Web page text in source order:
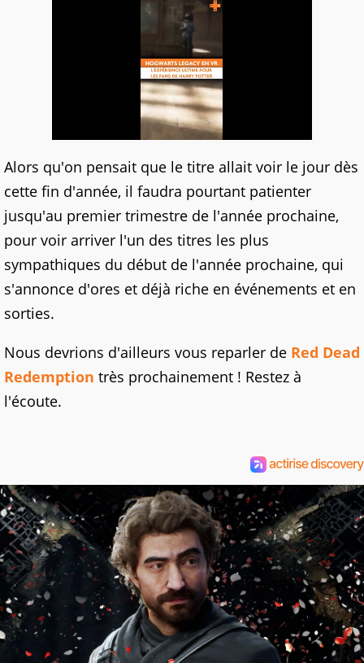
Alors qu'on pensait que le titre allait voir le jour dès
cette fin d'année, il faudra pourtant patienter
jusqu'au premier trimestre de l'année prochaine,
pour voir arriver l'un des titres les plus
sympathiques du début de l'année prochaine, qui
s'annonce d'ores et déjà riche en événements et en
sorties.
Nous devrions d'ailleurs vous reparler de Red Dead
Redemption très prochainement ! Restez à
l'écoute.